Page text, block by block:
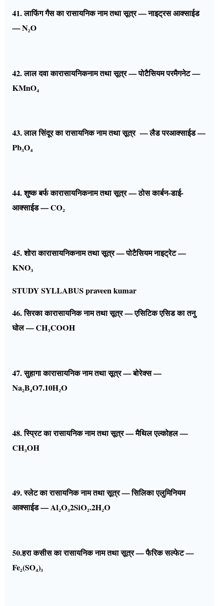
41. लाफिंग गैस का रासायनिक नाम तथा सूत्र — नाइट्रस आक्साईड
— N₂O
42. लाल दवा कारासायनिकनाम तथा सूत्र — पोटैसियम परमैगनेट —
KMnO₄
43. लाल सिंदूर का रासायनिक नाम तथा सूत्र — लैड परआक्साईड —
Pb₃O₄
44. शुष्क बर्फ कारासायनिकनाम तथा सूत्र — ठोस कार्बन-डाई-
आक्साईड — CO₂
45. शोरा कारासायनिकनाम तथा सूत्र — पोटैसियम नाइट्रेट —
KNO₃
STUDY SYLLABUS praveen kumar
46. सिरका कारासायनिक नाम तथा सूत्र — एसिटिक एसिड का तनु
घोल — CH₃COOH
47. सुहागा कारासायनिक नाम तथा सूत्र — बोरेक्स —
Na₂B₄O7.10H₂O
48. स्प्रिट का रासायनिक नाम तथा सूत्र — मैथिल एल्कोहल —
CH₃OH
49. स्लेट का रासायनिक नाम तथा सूत्र — सिलिका एलुमिनियम
आक्साईड — Al₂O₃2SiO₂.2H₂O
50.हरा कसीस का रासायनिक नाम तथा सूत्र — फैरिक सल्फेट —
Fe₂(SO₄)₃